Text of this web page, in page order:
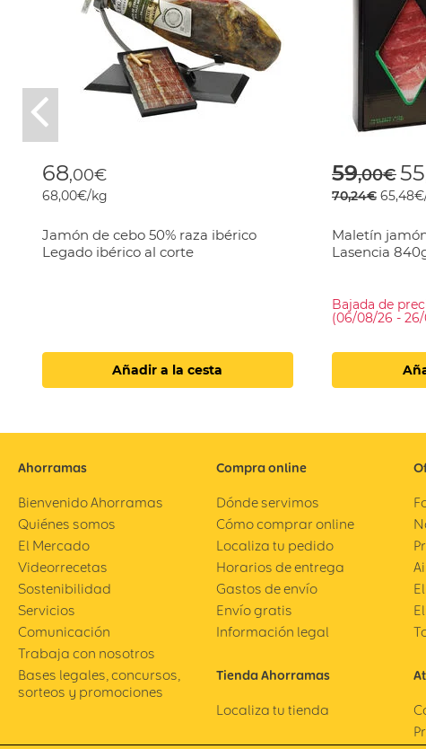
68,00€
68,00€/kg
Jamón de cebo 50% raza ibérico
Legado ibérico al corte
Añadir a la cesta
Price
59,00€to
55
70,24€
Maletín
Lasencia
Bajada de
(06/08/26 -
Previous
Ahorramas
Bienvenido Ahorramas
Quiénes somos
El Mercado
Videorrecetas
Sostenibilidad
Servicios
Comunicación
Trabaja con nosotros
Bases legales, concursos,
sorteos y promociones
Compra online
Dónde servimos
Cómo comprar online
Localiza tu pedido
Horarios de entrega
Gastos de envío
Envío gratis
Información legal
Tienda Ahorramas
Localiza tu tienda